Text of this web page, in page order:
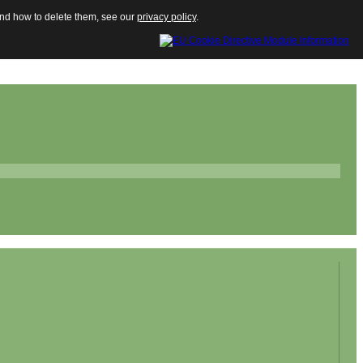
how to delete them, see our privacy policy.